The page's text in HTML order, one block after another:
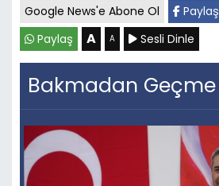
Google News'e Abone Ol Paylaş
Paylaş
A A Sesli Dinle
Bakmadan Geçme